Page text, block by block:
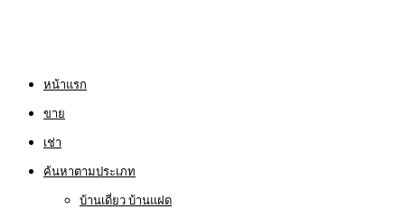
หน้าแรก
ขาย
เช่า
ค้นหาตามประเภท
บ้านเดี่ยว บ้านแฝด